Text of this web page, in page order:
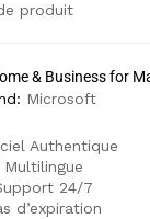
produit
& Business for
Microsoft
Authentique
24/7
d’expiration